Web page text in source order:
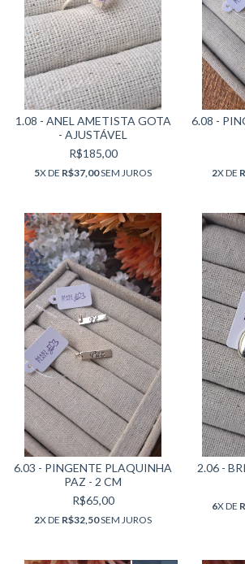
1.08 - ANEL AMETISTA GOTA
- AJUSTÁVEL
R$185,00
5X DE R$37,00SEM JUROS
6.08 -
2X DE
6.03 - PINGENTE PLAQUINHA
PAZ - 2 CM
R$65,00
2X DE R$32,50SEM JUROS
2.06 -
6X DE